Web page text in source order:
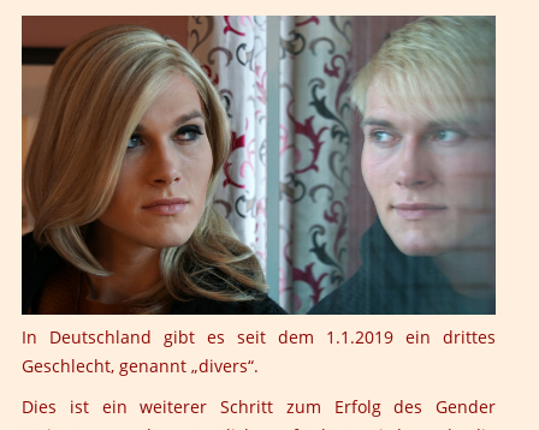
In Deutschland gibt es seit dem 1.1.2019 ein drittes
Geschlecht, genannt „divers“.
Dies ist ein weiterer Schritt zum Erfolg des Gender